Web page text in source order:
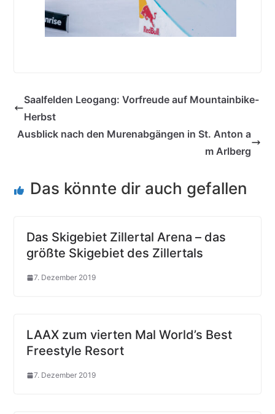
Saalfelden Leogang: Vorfreude auf Mountainbike-
Herbst
Ausblick nach den Murenabgängen in St. Anton a
m Arlberg
Das könnte dir auch gefallen
Das Skigebiet Zillertal Arena – das
größte Skigebiet des Zillertals
7. Dezember 2019
LAAX zum vierten Mal World’s Best
Freestyle Resort
7. Dezember 2019